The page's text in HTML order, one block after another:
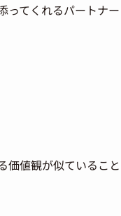
ってくれるパートナー
価値観が似ていること